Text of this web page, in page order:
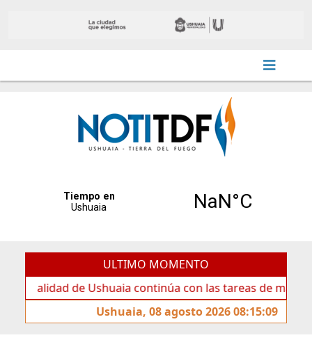
ULTIMO MOMENTO
Ushuaia continúa con las tareas de mantenimiento y
Ushuaia, 08 agosto 2026 08:15:09